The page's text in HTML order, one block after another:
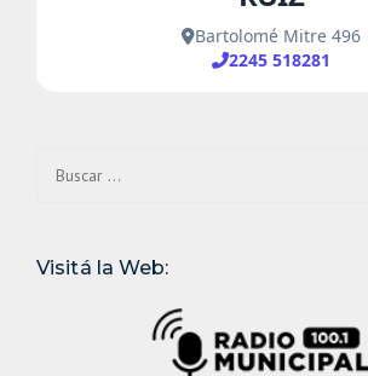
Visitá la Web: